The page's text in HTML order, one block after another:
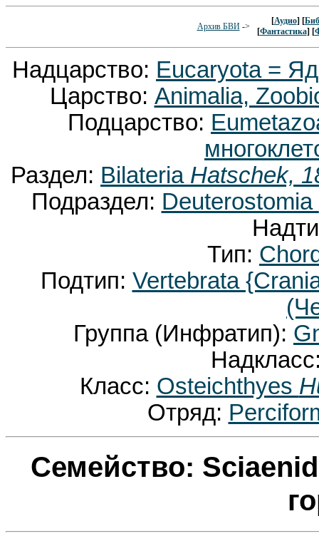
Архив БВИ->
[Аудио] [
[Фантастика] [
Надцарство: Eucaryota =
Царство: Animalia,
Подцарство:
Раздел: Bilateria Hatschek,
Подраздел: Deuterostomia
Тип:
Подтип: Vertebrata
Группа (Инфратип):
Класс: Osteichthyes
Отряд:
Семейство: